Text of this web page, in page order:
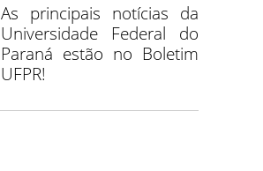
As principais notícias da
Universidade Federal do
Paraná estão no Boletim
UFPR!